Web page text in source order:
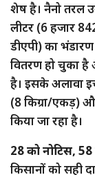
शेष है। नैनो तरल
लीटर (6 हजार
डीएपी) का
वितरण हो चुका
है। इसके अलावा
(8 किग्रा/एकड़)
किया जा रहा है।
28 को नोटिस, 58
किसानों को सही